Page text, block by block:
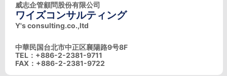
威志企管顧問股份有限公司
ワイズコンサルティング
Y's consulting.co.,ltd
中華民国台北市中正区襄陽路9号8F
TEL：+886-2-2381-9711
FAX：+886-2-2381-9722